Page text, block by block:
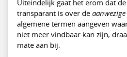
Uiteindelijk gaat het erom dat
transparant is over de aanwezige
algemene termen aangeven
niet meer vindbaar kan zijn,
mate aan bij.